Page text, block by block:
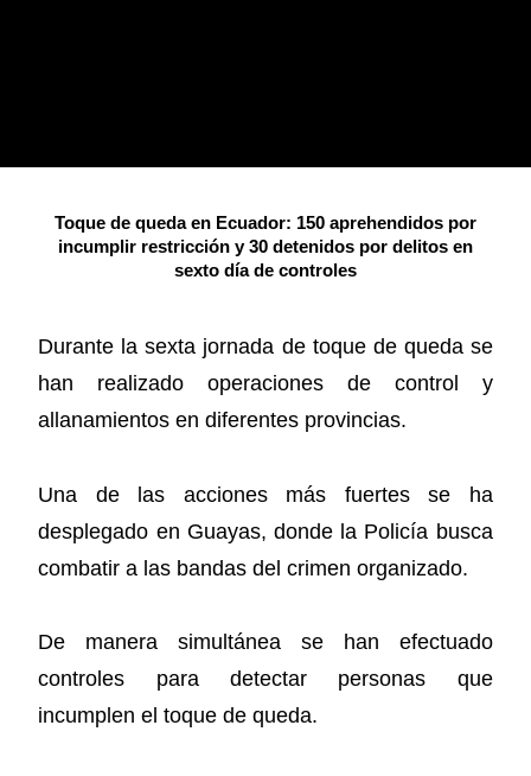
Toque de queda en Ecuador: 150 aprehendidos por
incumplir restricción y 30 detenidos por delitos en
sexto día de controles
Durante la sexta jornada de toque de queda se
han realizado operaciones de control y
allanamientos en diferentes provincias.
Una de las acciones más fuertes se ha
desplegado en Guayas, donde la Policía busca
combatir a las bandas del crimen organizado.
De manera simultánea se han efectuado
controles para detectar personas que
incumplen el toque de queda.